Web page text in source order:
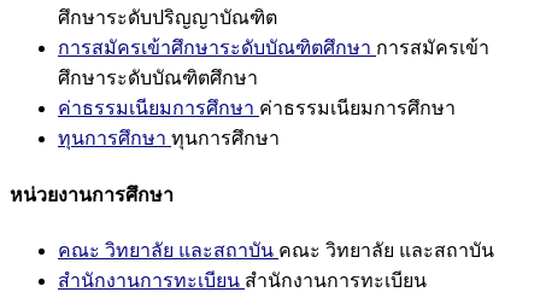
ศึกษาระดับปริญญาบัณฑิต
การสมัครเข้าศึกษาระดับบัณฑิตศึกษา การสมัครเข้า
ศึกษาระดับบัณฑิตศึกษา
ค่าธรรมเนียมการศึกษา ค่าธรรมเนียมการศึกษา
ทุนการศึกษา ทุนการศึกษา
หน่วยงานการศึกษา
คณะ วิทยาลัย และสถาบัน คณะ วิทยาลัย และสถาบัน
สำนักงานการทะเบียน สำนักงานการทะเบียน